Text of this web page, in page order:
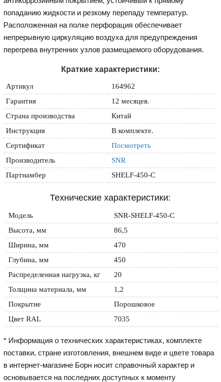
попаданию жидкости и резкому перепаду температур.
Расположенная на полке перфорация обеспечивает
непрерывную циркуляцию воздуха для предупреждения
перегрева внутренних узлов размещаемого оборудования.
Краткие характеристики:
Артикул
164962
Гарантия
12 месяцев.
Страна производства
Китай
Инструкция
В комплекте.
Сертификат
Посмотреть
Производитель
SNR
Партнамбер
SHELF-450-C
Технические характеристики:
Модель
SNR-SHELF-450-С
Высота, мм
86,5
Ширина, мм
470
Глубина, мм
450
Распределенная нагрузка, кг
20
Толщина материала, мм
1,2
Покрытие
Порошковое
Цвет RAL
7035
* Информация о технических характеристиках, комплекте
поставки, стране изготовления, внешнем виде и цвете товара
в интернет-магазине Борн носит справочный характер и
основывается на последних доступных к моменту